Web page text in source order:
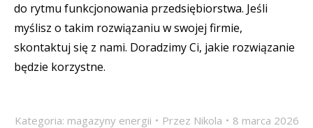
do rytmu funkcjonowania przedsiębiorstwa. Jeśli
myślisz o takim rozwiązaniu w swojej firmie,
skontaktuj się z nami. Doradzimy Ci, jakie rozwiązanie
będzie korzystne.
Kategoria: magazyny energii Przez Nikola 8 marca 2026